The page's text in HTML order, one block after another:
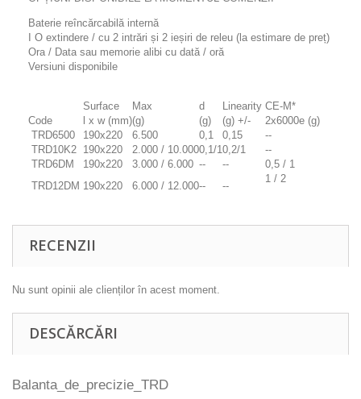
Baterie reîncărcabilă internă
I O extindere / cu 2 intrări și 2 ieșiri de releu (la estimare de preț)
Ora / Data sau memorie alibi cu dată / oră
Versiuni disponibile
Code
Surface
l x w (mm)
Max
(g)
d
(g)
Linearity
(g) +/-
CE-M*
2x6000e (g)
TRD6500
190x220 6.500 0,1 0,15
--
TRD10K2 190x220 2.000 / 10.0000,1/10,2/1
--
TRD6DM
190x220 3.000 / 6.000 -- --
0,5 / 1
TRD12DM 190x220 6.000 / 12.000-- --
1 / 2
RECENZII
Nu sunt opinii ale clienților în acest moment.
DESCĂRCĂRI
Balanta_de_precizie_TRD